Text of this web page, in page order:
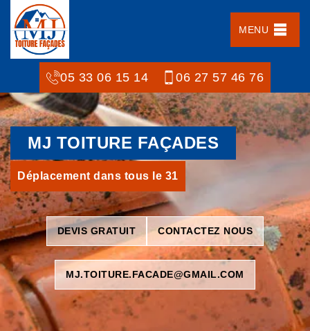
MENU
05 33 06 15 14 06 27 57 46 76
MJ TOITURE FAÇADES
Déplacement dans tous le 31
DEVIS GRATUIT CONTACTEZ NOUS
MJ.TOITURE.FACADE@GMAIL.COM